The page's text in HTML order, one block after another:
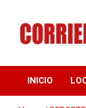
content
INICIO